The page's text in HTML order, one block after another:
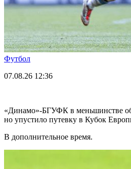
Футбол
07.08.26 12:36
«Динамо»-БГУФК в меньшинстве
но упустило путевку в Кубок
В дополнительное время.